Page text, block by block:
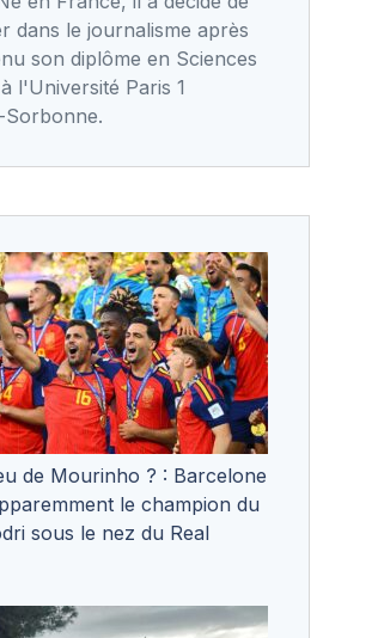
dans le journalisme après
son diplôme en Sciences
l'Université Paris 1
Sorbonne.
de Mourinho ? : Barcelone
le champion du
sous le nez du Real